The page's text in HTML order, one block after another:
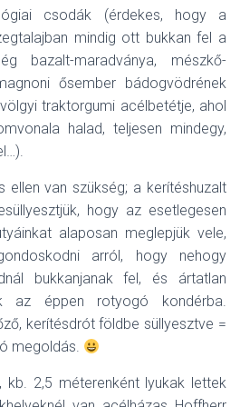
csodák (érdekes, hogy a
mindig ott bukkan fel a
bazalt-maradványa, mészkő-
ősember bádogvödrének
traktorgumi acélbetétje, ahol
halad, teljesen mindegy,
ellen van szükség; a kerítéshuzalt
hogy az esetlegesen
alaposan meglepjük vele,
arról, hogy nehogy
bukkanjanak fel, és ártatlan
az éppen rotyogó kondérba.
kerítésdrót földbe süllyesztve =
megoldás.
kb. 2,5 méterenként lyukak lettek